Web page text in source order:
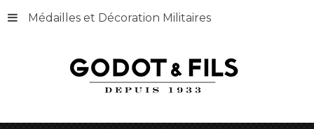
Médailles et Décoration Militaires